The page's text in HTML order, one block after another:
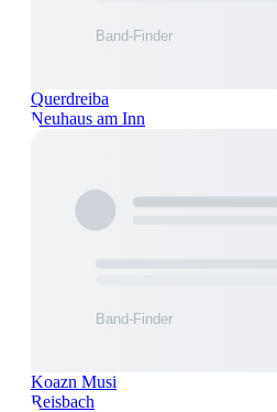
Querdreiba
Neuhaus am Inn
Koazn Musi
Reisbach